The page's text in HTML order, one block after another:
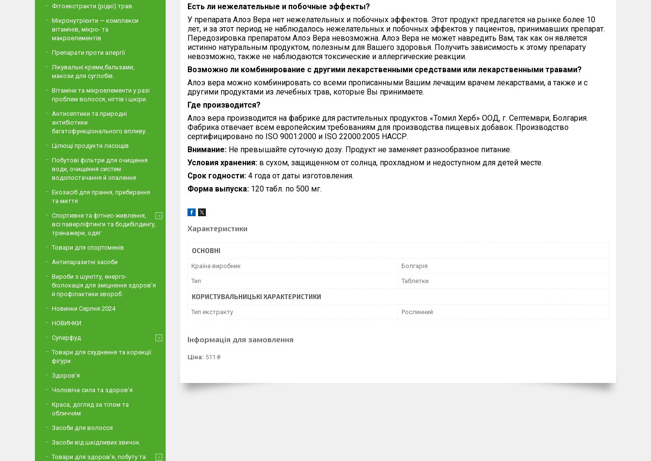
Есть ли нежелательные и побочные эффекты?
У препарата Алоэ Вера нет нежелательных и побочных эффектов. Этот продукт предлагется на рынке более 10
лет, и за этот период не наблюдалось нежелательных и побочных эффектов у пациентов, принимавших препарат.
Передозировка препаратом Алоэ Вера невозможна. Алоэ Вера не может навредить Вам, так как он является
истинно натуральным продуктом, полезным для Вашего здоровья. Получить зависимость к этому препарату
невозможно, также не наблюдаются токсические и аллергические реакции.
Возможно ли комбинирование с другими лекарственными средствами или лекарственными травами?
Алоэ вера можно комбинировать со всеми прописанными Вашим лечащим врачем лекарствами, а также и с
другими продуктами из лечебных трав, которые Вы принимаете.
Где производится?
Алоэ вера производится на фабрике для растительных продуктов «Томил Херб» ООД, г. Септември, Болгария.
Фабрика отвечает всем европейским требованиям для производства пищевых добавок. Производство
сертифицировано по ISO 9001:2000 и ISO 22000:2005 НАССР.
Внимание: Не превышайте суточную дозу. Продукт не заменяет разнообразное питание.
Условия хранения: в сухом, защищенном от солнца, прохладном и недоступном для детей месте.
Срок годности: 4 года от даты изготовления.
Форма выпуска: 120 табл. по 500 мг.
Характеристики
ОСНОВНІ
Країна виробник Болгарія
Тип Таблетки
КОРИСТУВАЛЬНИЦЬКІ ХАРАКТЕРИСТИКИ
Тип екстракту Рослинний
Інформація для замовлення
Ціна: 511 ₴
Фітоекстракти (рідкі) трав.
Мікронутрієнти — комплекси
вітамінів, мікро- та
макроелементів
Препарати проти алергії
Лікувальні креми,бальзами,
макози для суглобів.
Вітаміни та мікроелементи у разі
проблем волосся, нігтів і шкіри.
Антисептики та природні
антибіотики
багатофункціонального впливу.
Цілющі продукти ласощів
Побутові фільтри для очищення
води, очищення систем
водопостачання й опалення
Екозасіб для прання, прибирання
та миття
Спортивне та фітнес-живлення,
всі паверліфтинги та бодибілдингу,
тренажери, одяг
Товари для спортсменів
Антипаразитні засоби
Вироби з шунгіту, енерго-
біолокація для зміцнення здоров'я
й профілактики хвороб
Новинки Серпня 2024
НОВИНКИ
Суперфуд
Товари для схуднення та корекції
фігури
Здоров'я
Чоловіча сила та здоров’я
Краса, догляд за тілом та
обличчям
Засоби для волосся
Засоби від шкідливих звичок
Товари для здоров'я, побуту та